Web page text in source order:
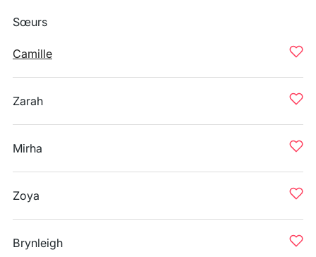
Sœurs
Camille
Zarah
Mirha
Zoya
Brynleigh